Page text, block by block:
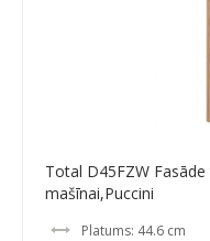
Total D45FZW
mašīnai,Puccini
Platums: 44.6 cm